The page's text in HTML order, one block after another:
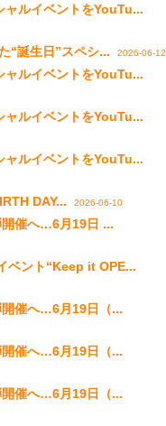
ルイベントをYouTu...
“誕生日”スペシ... 2026-06-12
ャルイベントをYouTu...
ャルイベントをYouTu...
ルイベントをYouTu...
DAY... 2026-06-10
開催へ…6月19日 ...
ベント“Keep it OPE...
開催へ…6月19日（...
開催へ…6月19日（...
開催へ…6月19日（...